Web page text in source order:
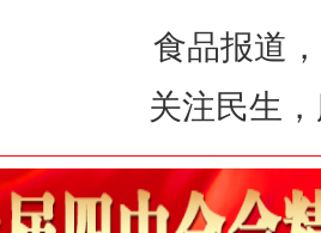
食品报道，报道
关注